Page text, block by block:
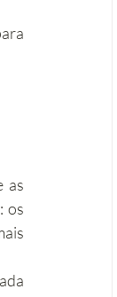
as
os